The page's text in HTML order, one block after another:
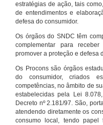
estratégias de ação, tais
de entendimentos e
defesa do consumidor.
Os órgãos do SNDC têm
complementar para
promover a proteção e defesa
Os Procons são órgãos
do consumidor, criados
competências, no âmbito de
estabelecidas pela Lei
Decreto nº 2.181/97. São,
atendendo diretamente os
consumo local, tendo papel